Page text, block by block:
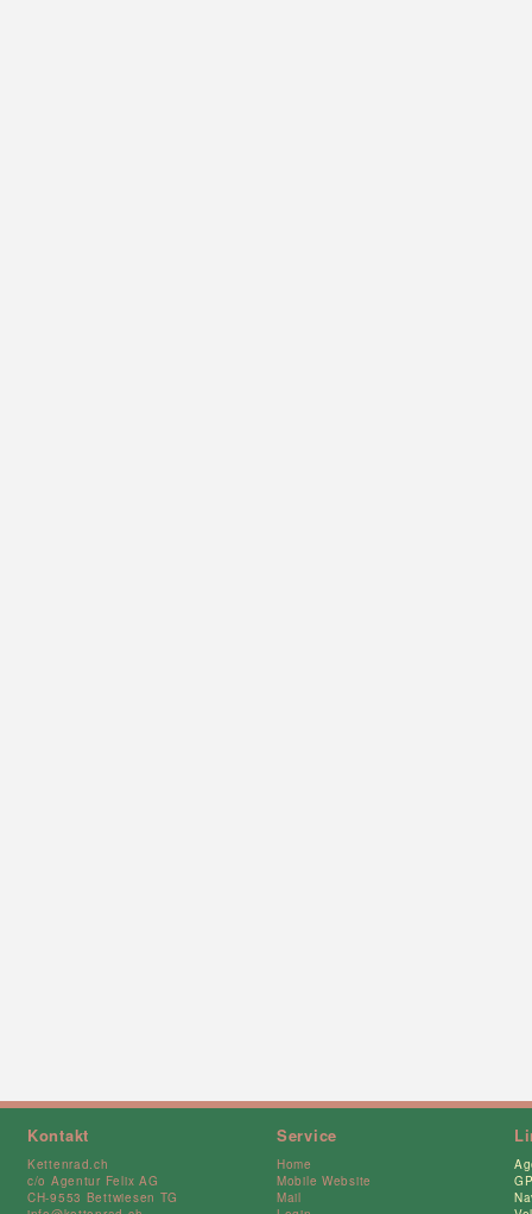
Kontakt
Kettenrad.ch
c/o Agentur Felix AG
CH-9553 Bettwiesen TG
Service
Home
Mobile Website
Mail